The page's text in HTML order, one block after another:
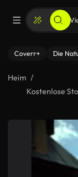
Coverr+ Die
Heim
Kostenlose